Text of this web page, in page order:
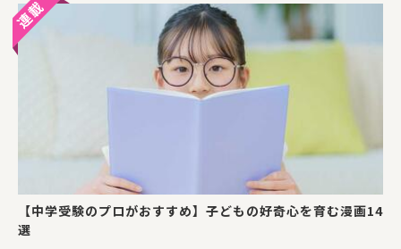
【中学受験のプロがおすすめ】子どもの好奇心を育む漫画14
選